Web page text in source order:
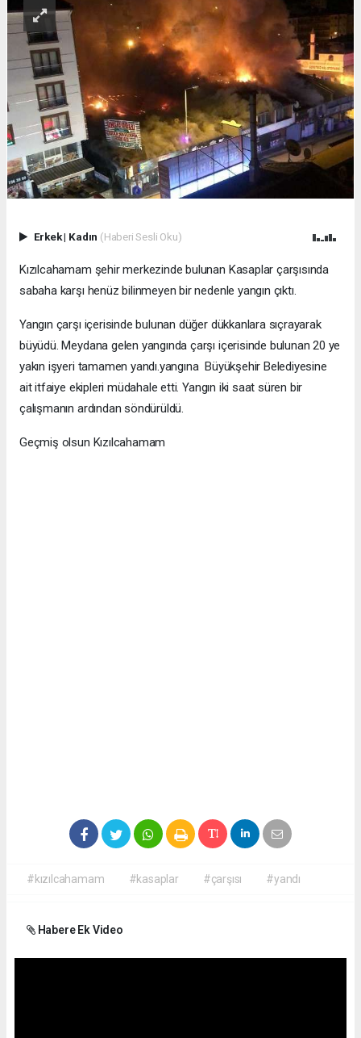
Erkek| Kadın (Haberi Sesli Oku)
Kızılcahamam şehir merkezinde bulunan Kasaplar çarşısında
sabaha karşı henüz bilinmeyen bir nedenle yangın çıktı.
Yangın çarşı içerisinde bulunan düğer dükkanlara sıçrayarak
büyüdü. Meydana gelen yangında çarşı içerisinde bulunan 20 ye
yakın işyeri tamamen yandı.yangına Büyükşehir Belediyesine
ait itfaiye ekipleri müdahale etti. Yangın iki saat süren bir
çalışmanın ardından söndürüldü.
Geçmiş olsun Kızılcahamam
#kızılcahamam #kasaplar #çarşısı #yandı
Habere Ek Video